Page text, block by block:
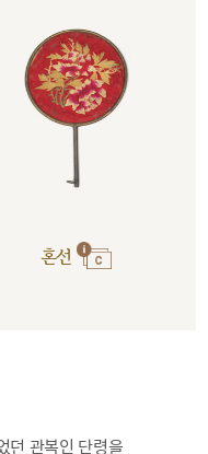
혼선
던 관복인 단령을